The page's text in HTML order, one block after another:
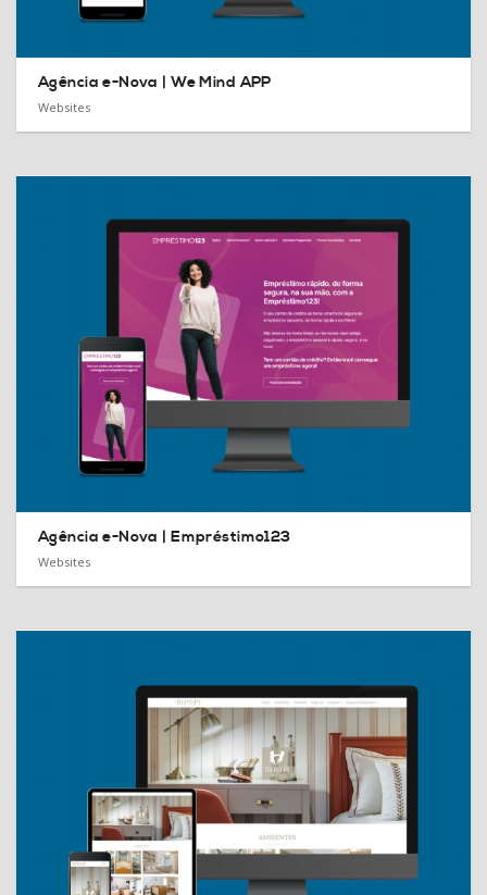
Agência e-Nova |We Mind APP
Websites
Agência e-Nova |Empréstimo123
Websites